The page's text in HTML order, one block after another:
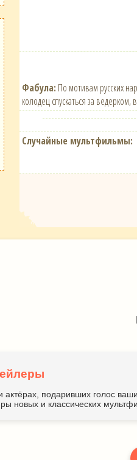
Фабула: По мотивам русских
колодец спускаться за
Случайные мультфильмы:
актёрах, подаривших голос
новых и классических